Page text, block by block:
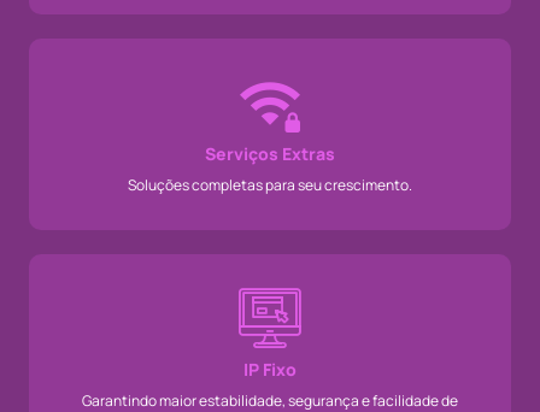
Serviços Extras
Soluções completas para seu crescimento.
IP Fixo
Garantindo maior estabilidade, segurança e facilidade de